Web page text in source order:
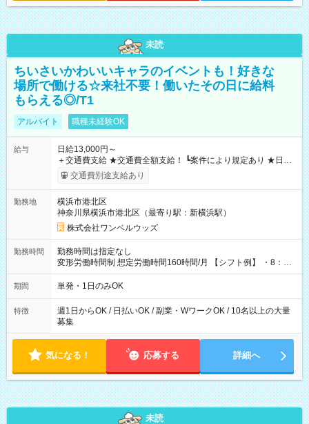
未読
ちいさいかわいいキャラのイベントも！好きな
場所で働ける☆来社不要！働いたその日に給料
もらえる◎/T1
アルバイト 職種未経験OK
給与
日給13,000円～
＋交通費支給 ★交通費全額支給！ ┗案件により規定あり ★日払
いOK！（規定あり） ┗働いたその日に現金GET♪ お仕事後はコ
ンビニATMから 日払い分を引き落とせます！ 【試用期間】試
交通費別途支給あり
勤務地
横浜市港北区
神奈川県横浜市港北区（最寄り駅：新横浜駅）
株式会社ワンベルウッズ
勤務時間
勤務時間は指定なし
変形労働時間制 想定労働時間160時間/月 【シフト例】 ・8：00
～21：00
期間 単発・1日のみOK
特徴
週1日からOK / 日払いOK / 副業・WワークOK / 10名以上の大量
募集
気になる！ 応募する 詳細へ
未読